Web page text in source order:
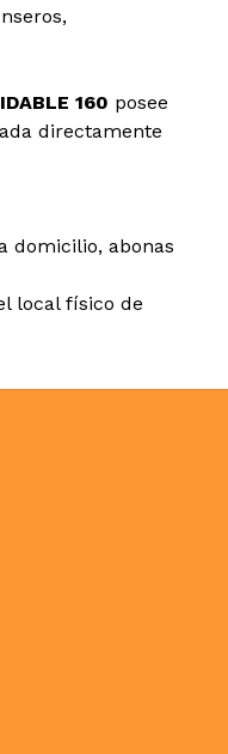
160 posee
directamente
domicilio, abonas
local físico de